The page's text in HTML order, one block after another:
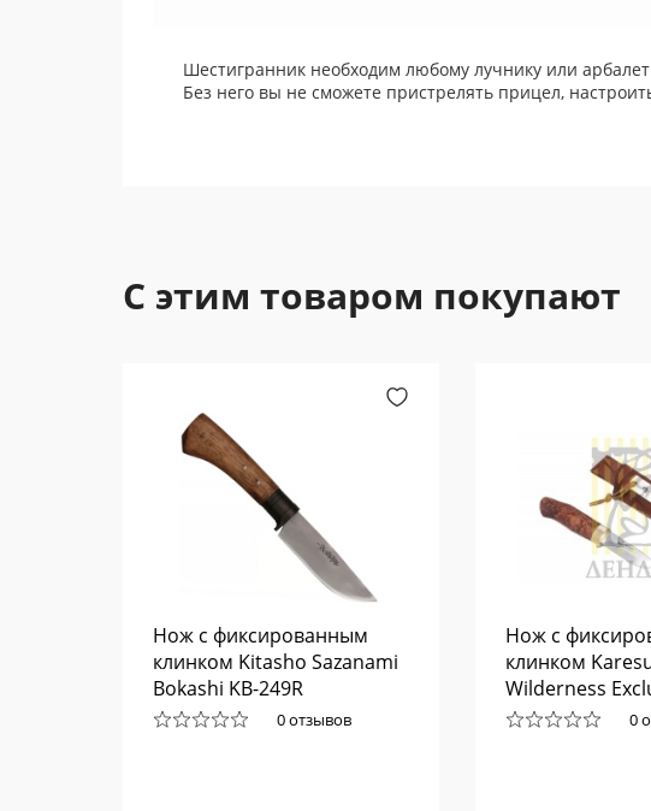
Шестигранник необходим любому лучнику или
Без него вы не сможете пристрелять прицел,
С этим товаром покупают
Нож с фиксированным
клинком Kitasho Sazanami
Bokashi KB-249R
0 отзывов
Нож с
клинком
Wilderness
3584
0